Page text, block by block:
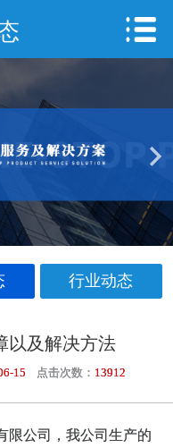
行业动态
以及解决方法
15 点击次数： 13912
限公司，我公司生产的
网站首页
服务案例
车间一览